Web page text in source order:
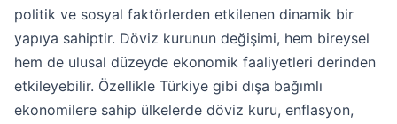
politik ve sosyal faktörlerden etkilenen dinamik bir
yapıya sahiptir. Döviz kurunun değişimi, hem bireysel
hem de ulusal düzeyde ekonomik faaliyetleri derinden
etkileyebilir. Özellikle Türkiye gibi dışa bağımlı
ekonomilere sahip ülkelerde döviz kuru, enflasyon,